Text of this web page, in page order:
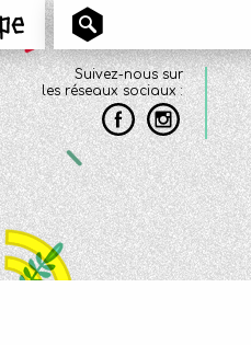
Kaléidoscope
Suivez-nous sur
les réseaux sociaux :